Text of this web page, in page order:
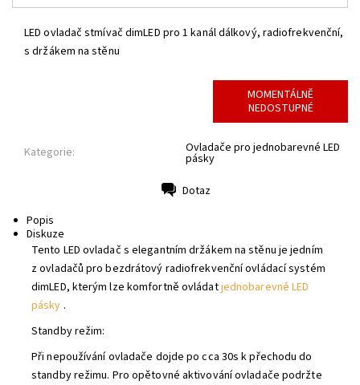
LED ovladač stmívač dimLED pro 1 kanál dálkový, radiofrekvenční,
s držákem na stěnu
MOMENTÁLNĚ
NEDOSTUPNÉ
Kategorie: Ovladače pro jednobarevné LED
pásky
Dotaz
Popis
Diskuze
Tento LED ovladač s elegantním držákem na stěnu je jedním
z ovladačů pro bezdrátový radiofrekvenční ovládací systém
dimLED, kterým lze komfortně ovládatjednobarevné LED
pásky .
Standby režim:
Při nepoužívání ovladače dojde po cca 30s k přechodu do
standby režimu. Pro opětovné aktivování ovladače podržte